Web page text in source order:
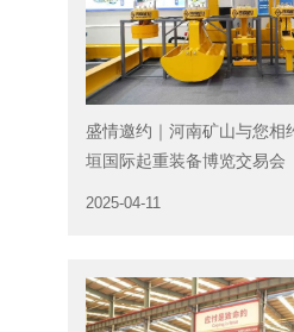
盛情邀约｜河南矿山与您相
垣国际起重装备博览交易会
2025-04-11